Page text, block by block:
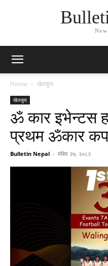
Home खेलकुद
खेलकुद
ॐ कार इभेन्टस
प्रथम ॐकार कप
Bulletin Nepal - मंसिर २७, २०८२